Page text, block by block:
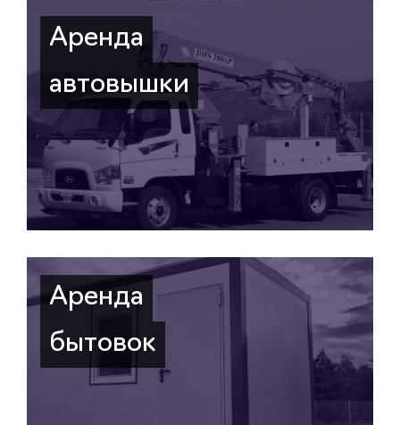
Аренда
автовышки
Аренда
бытовок